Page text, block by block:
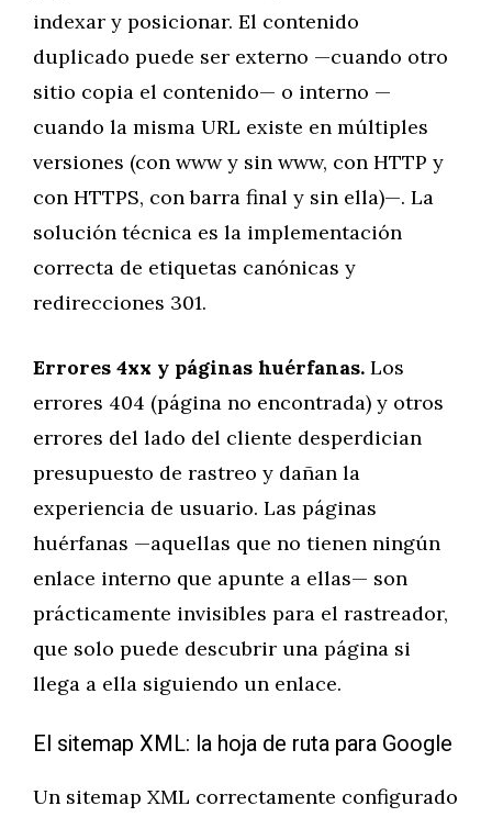
indexar y posicionar. El contenido
duplicado puede ser externo —cuando otro
sitio copia el contenido— o interno —
cuando la misma URL existe en múltiples
versiones (con www y sin www, con HTTP y
con HTTPS, con barra final y sin ella)—. La
solución técnica es la implementación
correcta de etiquetas canónicas y
redirecciones 301.
Errores 4xx y páginas huérfanas. Los
errores 404 (página no encontrada) y otros
errores del lado del cliente desperdician
presupuesto de rastreo y dañan la
experiencia de usuario. Las páginas
huérfanas —aquellas que no tienen ningún
enlace interno que apunte a ellas— son
prácticamente invisibles para el rastreador,
que solo puede descubrir una página si
llega a ella siguiendo un enlace.
El sitemap XML: la hoja de ruta para Google
Un sitemap XML correctamente configurado